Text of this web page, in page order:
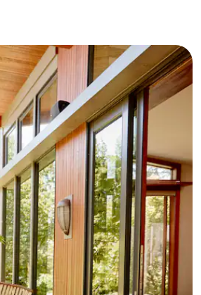
ou en appuyant et en faisant glisser.